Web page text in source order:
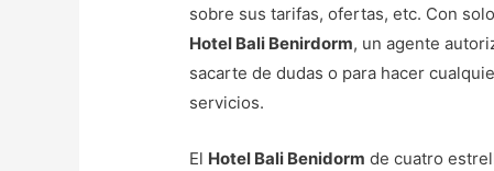
sobre sus tarifas, ofertas, etc. Con
Hotel Bali Benirdorm, un agente
sacarte de dudas o para hacer
servicios.
El Hotel Bali Benidorm de cuatro